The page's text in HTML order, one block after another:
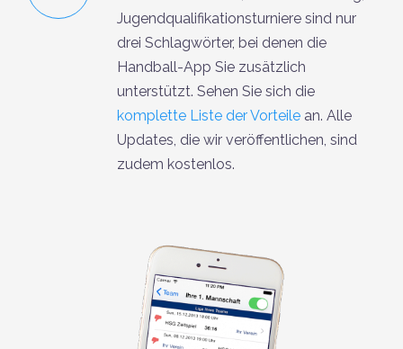
Jugendqualifikationsturniere sind nur
drei Schlagwörter, bei denen die
Handball-App Sie zusätzlich
unterstützt. Sehen Sie sich die
komplette Liste der Vorteile an. Alle
Updates, die wir veröffentlichen, sind
zudem kostenlos.